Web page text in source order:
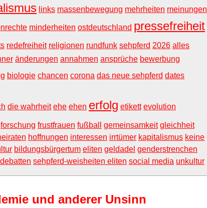
links massenbewegung mehrheiten meinungen
minderheiten ostdeutschland pressefreiheit
redefreiheit religionen rundfunk sehpferd 2026 alles
änderungen annahmen ansprüche bewerbung
biologie chancen corona das neue sehpferd dates
die wahrheit ehe ehen erfolg etikett evolution
forschung frustfrauen fußball gemeinsamkeit gleichheit
hoffnungen interessen irrtümer kapitalismus keine
bildungsbürgertum eliten geldadel genderstrenchen
sehpferd-weisheiten eliten social media unkultur
und anderer Unsinn